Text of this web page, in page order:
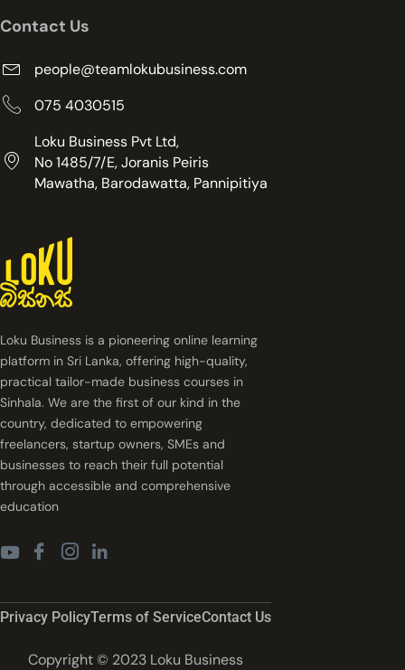
Loku Business is a pioneering online learning
platform in Sri Lanka, offering high-quality,
practical tailor-made business courses in
Sinhala. We are the first of our kind in the
country, dedicated to empowering
freelancers, startup owners, SMEs and
businesses to reach their full potential
through accessible and comprehensive
education
Contact Us
people@teamlokubusiness.com
075 4030515
Loku Business Pvt Ltd,
No 1485/7/E, Joranis Peiris
Mawatha, Barodawatta, Pannipitiya
Copyright © 2023 Loku Business
Privacy PolicyTerms of ServiceContact Us